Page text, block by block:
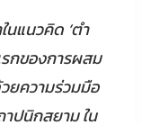
นแนวคิด ‘ตำ
รกของการผสม
ยความร่วมมือ
ปนิกสยาม ใน